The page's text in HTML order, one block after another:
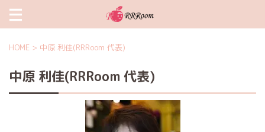
HOME > 中原 利佳(RRRoom 代表)
中原 利佳(RRRoom 代表)